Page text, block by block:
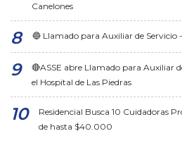
Canelones
🔵 Llamado para Auxiliar de Servicio
🔴ASSE abre Llamado para Auxiliar
el Hospital de Las Piedras
Residencial Busca 10 Cuidadoras
de hasta $40.000